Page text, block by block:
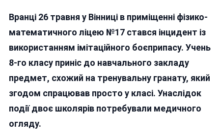
Вінницькому
Ліцеї
Імітаційно-
Тренувальна
Граната:
Учнів
Звернулися
Вранці 26 травня у Вінниці в приміщенні фізико-
математичного ліцею №17 стався інцидент із
використанням імітаційного боєприпасу. Учень
8-го класу приніс до навчального закладу
предмет, схожий на тренувальну гранату, який
згодом спрацював просто у класі. Унаслідок
події двоє школярів потребували медичного
огляду.